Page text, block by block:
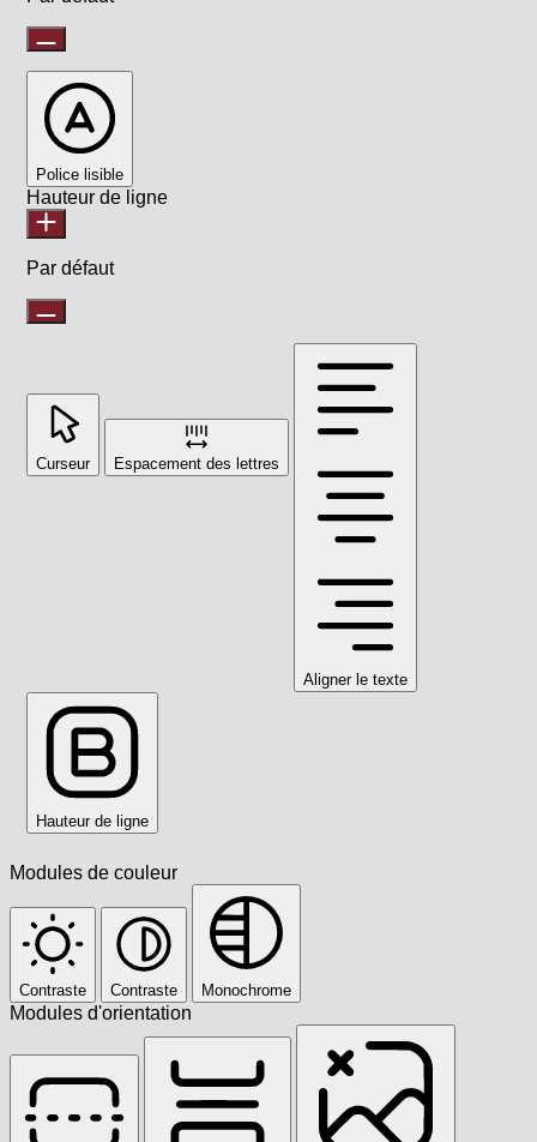
Police lisible
Hauteur de ligne
Par défaut
Curseur Espacement des lettres
Aligner le texte
Hauteur de ligne
Modules de couleur
Contraste Contraste Monochrome
Modules d'orientation